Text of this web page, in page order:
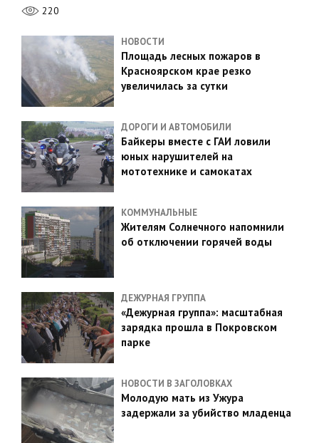
220
НОВОСТИ
Площадь лесных пожаров в
Красноярском крае резко
увеличилась за сутки
ДОРОГИ И АВТОМОБИЛИ
Байкеры вместе с ГАИ ловили
юных нарушителей на
мототехнике и самокатах
КОММУНАЛЬНЫЕ
Жителям Солнечного напомнили
об отключении горячей воды
ДЕЖУРНАЯ ГРУППА
«Дежурная группа»: масштабная
зарядка прошла в Покровском
парке
НОВОСТИ В ЗАГОЛОВКАХ
Молодую мать из Ужура
задержали за убийство младенца